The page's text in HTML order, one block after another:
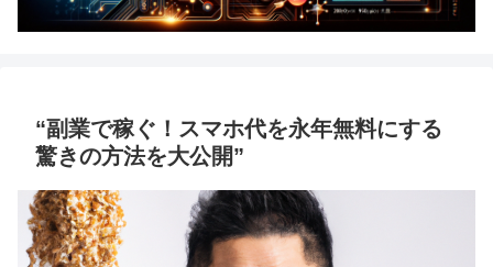
“副業で稼ぐ！スマホ代を永年無料にする
驚きの方法を大公開”